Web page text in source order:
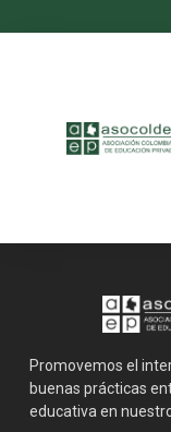
Promovemos el
buenas prácticas
educativa en